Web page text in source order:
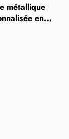
métallique
en